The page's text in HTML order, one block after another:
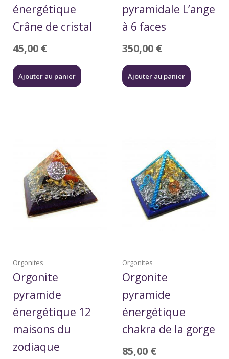
énergétique
Crâne de cristal
45,00 €
Ajouter au panier
pyramidale L’ange
à 6 faces
350,00 €
Ajouter au panier
Orgonites
Orgonite
pyramide
énergétique 12
maisons du
zodiaque
Orgonites
Orgonite
pyramide
énergétique
chakra de la gorge
85,00 €